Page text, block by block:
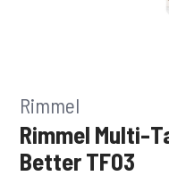
Rimmel
Rimmel Multi-
Better TF03